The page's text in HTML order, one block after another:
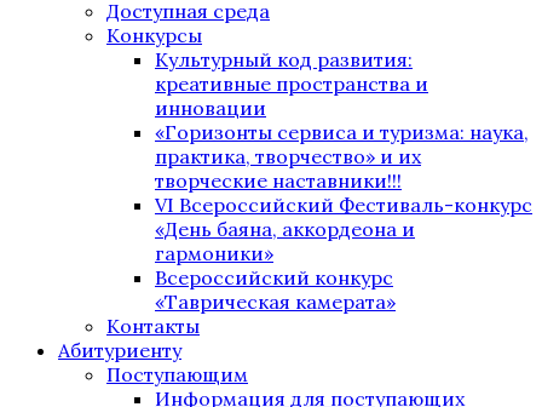
Доступная среда
Конкурсы
Культурный код развития:
креативные пространства и
инновации
«Горизонты сервиса и туризма: наука,
практика, творчество» и их
творческие наставники!!!
VI Всероссийский Фестиваль-конкурс
«День баяна, аккордеона и
гармоники»
Всероссийский конкурс
«Таврическая камерата»
Контакты
Абитуриенту
Поступающим
Информация для поступающих